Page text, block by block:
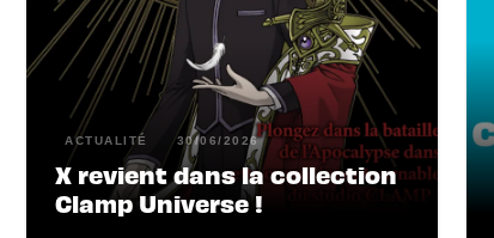
ACTUALITÉ 30/06/2026
X revient dans la collection
Clamp Universe !